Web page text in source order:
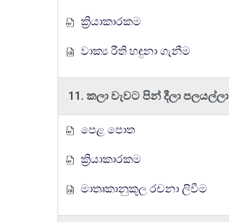
ක්‍රියාකාරකම
වාක්‍ය රීති හඳුනා ගැනීම
11. කලා වැවට පින් දීලා පලයල්ලා
පෙළ පොත
ක්‍රියාකාරකම
මාතෘකානුකූල රචනා ලිවීම